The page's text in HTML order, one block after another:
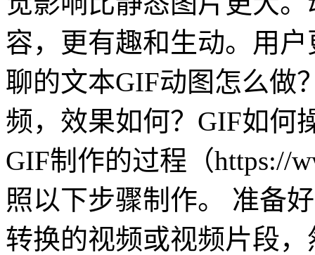
容，更有趣和生动。用
聊的文本GIF动图怎么做
频，效果如何？GIF如何
GIF制作的过程（https://
照以下步骤制作。 准备
转换的视频或视频片段